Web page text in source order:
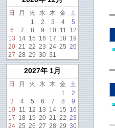
日 月 火 水 木 金
土
1
2 3 4
5
6
7 8 9 10 11 12
13 14 15 16 17 18 19
20 21 22 23 24 25 26
27 28 29 30 31
2027年 1月
日 月 火 水 木 金
土
1
2
3
4 5 6 7 8
9
10 11 12 13 14 15 16
17 18 19 20 21 22 23
24 25 26 27 28 29 30